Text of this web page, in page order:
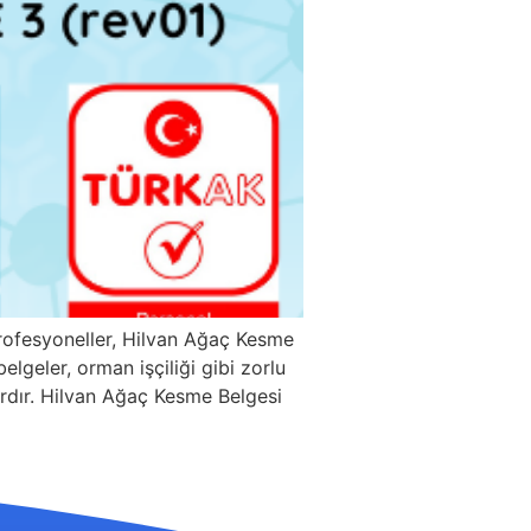
Hilvan Ağaç Kesme
orman işçiliği gibi zorlu
Hilvan Ağaç Kesme Belgesi